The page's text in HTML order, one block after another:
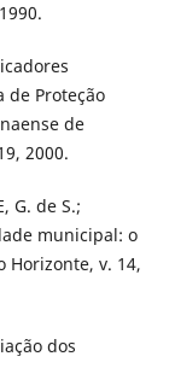
de Proteção
de
2000.
G. de S.;
municipal: o
Horizonte, v. 14,
dos